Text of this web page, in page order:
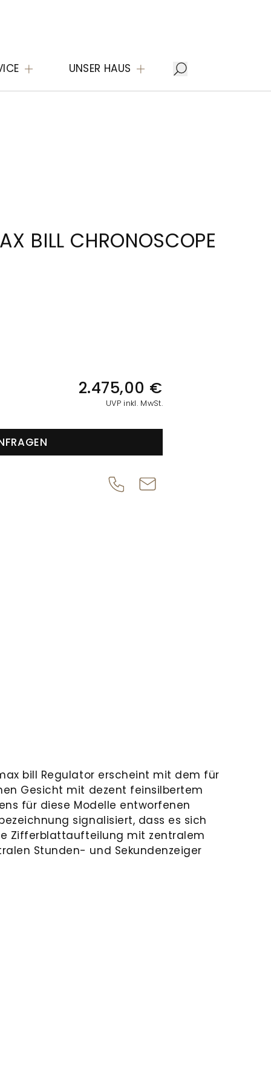
UNSER HAUS
BILL CHRONOSCOPE
2.475,00 €
UVP inkl. MwSt.
bill Regulator erscheint mit dem für
Gesicht mit dezent feinsilbertem
für diese Modelle entworfenen
signalisiert, dass es sich
Zifferblattaufteilung mit zentralem
Stunden- und Sekundenzeiger